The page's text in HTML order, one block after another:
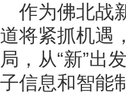
作为佛北战
道将紧抓机遇
局，从“新”出
子信息和智能